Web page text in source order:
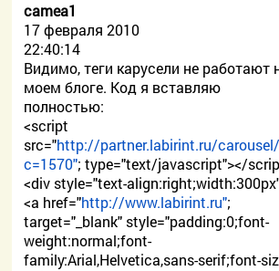
camea1
17 февраля 2010
22:40:14
Видимо, теги карусели не работают
моем блоге. Код я вставляю
полностью:
<script
src="http://partner.labirint.ru/
c=1570"; type="text/javascript"></
<div style="text-
<a href="http://www.labirint.ru";
target="_blank" style="padding:0;font-
weight:normal;font-
family:Arial,Helvetica,sans-serif;font-